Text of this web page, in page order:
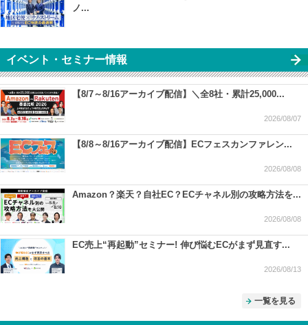
ノ...
イベント・セミナー情報
【8/7～8/16アーカイブ配信】＼全8社・累計25,000...
2026/08/07
【8/8～8/16アーカイブ配信】ECフェスカンファレン...
2026/08/08
Amazon？楽天？自社EC？ECチャネル別の攻略方法を...
2026/08/08
EC売上“再起動”セミナー! 伸び悩むECがまず見直す...
2026/08/13
一覧を見る